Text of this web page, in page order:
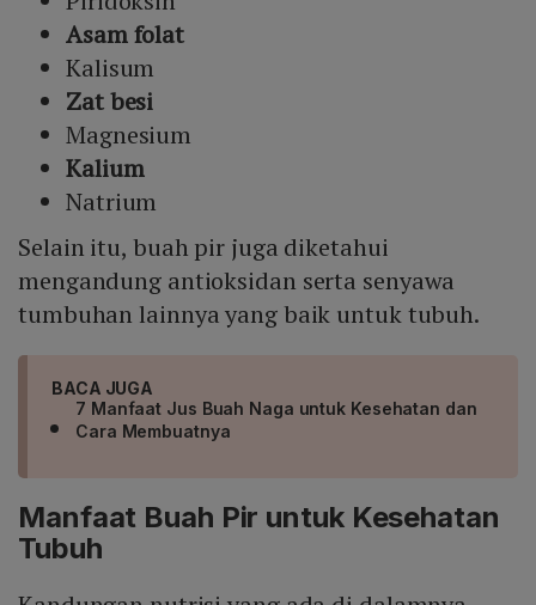
Asam folat
Kalisum
Zat besi
Magnesium
Kalium
Natrium
Selain itu, buah pir juga diketahui
mengandung antioksidan serta senyawa
tumbuhan lainnya yang baik untuk tubuh.
BACA JUGA
7 Manfaat Jus Buah Naga untuk Kesehatan dan
Cara Membuatnya
Manfaat Buah Pir untuk Kesehatan
Tubuh